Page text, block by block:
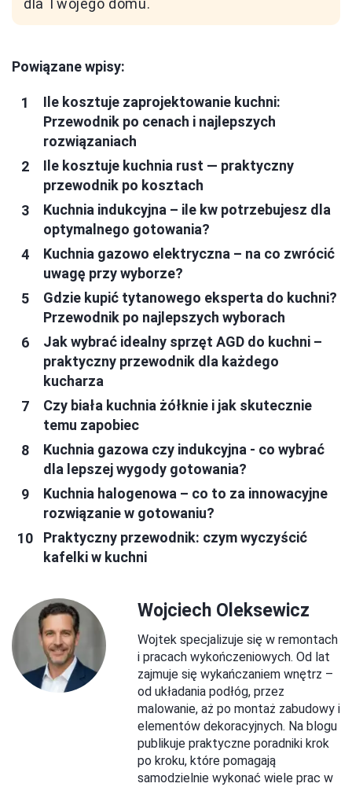
dla Twojego domu.
Powiązane wpisy:
Ile kosztuje zaprojektowanie kuchni:
Przewodnik po cenach i najlepszych
rozwiązaniach
Ile kosztuje kuchnia rust — praktyczny
przewodnik po kosztach
Kuchnia indukcyjna – ile kw potrzebujesz dla
optymalnego gotowania?
Kuchnia gazowo elektryczna – na co zwrócić
uwagę przy wyborze?
Gdzie kupić tytanowego eksperta do kuchni?
Przewodnik po najlepszych wyborach
Jak wybrać idealny sprzęt AGD do kuchni –
praktyczny przewodnik dla każdego
kucharza
Czy biała kuchnia żółknie i jak skutecznie
temu zapobiec
Kuchnia gazowa czy indukcyjna - co wybrać
dla lepszej wygody gotowania?
Kuchnia halogenowa – co to za innowacyjne
rozwiązanie w gotowaniu?
Praktyczny przewodnik: czym wyczyścić
kafelki w kuchni
Wojciech Oleksewicz
Wojtek specjalizuje się w remontach
i pracach wykończeniowych. Od lat
zajmuje się wykańczaniem wnętrz –
od układania podłóg, przez
malowanie, aż po montaż zabudowy i
elementów dekoracyjnych. Na blogu
publikuje praktyczne poradniki krok
po kroku, które pomagają
samodzielnie wykonać wiele prac w